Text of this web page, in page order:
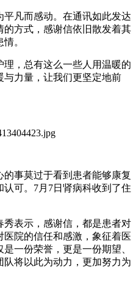
凡而感动。在通讯如此发达
方式，感谢信依旧散发着其
。
，总有这么一些人用温暖的
与力量，让我们更坚定地前
事莫过于看到患者能够康复
可。7月7日肾病科收到了住
表示，感谢信，都是患者对
院的信任和感激，象征着医
一份荣誉，更是一份期望、
将以此为动力，更加努力为